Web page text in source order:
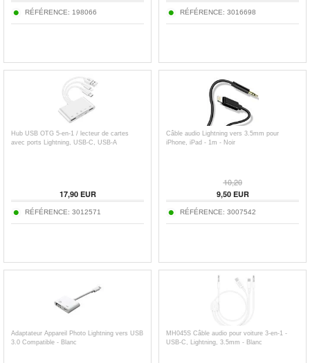
RÉFÉRENCE: 198066 RÉFÉRENCE: 3016698
Hub USB OTG 5-en-1 / lecteur de cartes
avec ports Lightning, USB-C, USB-A
17,90EUR
RÉFÉRENCE: 3012571
Câble audio Lightning vers 3.5mm pour
iPhone, iPad - 1m - Noir
10,20
9,50EUR
RÉFÉRENCE: 3007542
Adaptateur Appareil Photo Lightning vers USB
3.0 Compatible - Blanc
MH045S Câble audio pour voiture 3-en-1 -
USB-C, Lightning, 3.5mm - Blanc